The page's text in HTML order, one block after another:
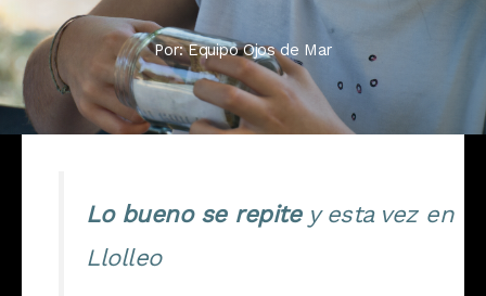
Por: Equipo Ojos de Mar
Lo bueno se repitey esta vez en
Llolleo